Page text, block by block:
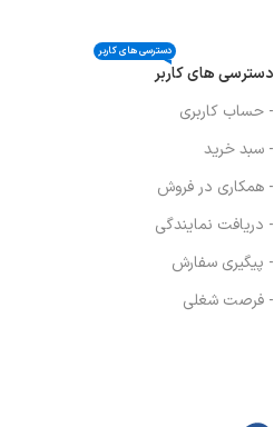
دسترسی های کاربر
دسترسی های کاربر
- حساب کاربری
- سبد خرید
- همکاری در فروش
- دریافت نمایندگی
- پیگیری سفارش
- فرصت شغلی